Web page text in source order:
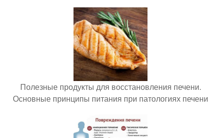
Полезные продукты для восстановления печени.
Основные принципы питания при патологиях печени